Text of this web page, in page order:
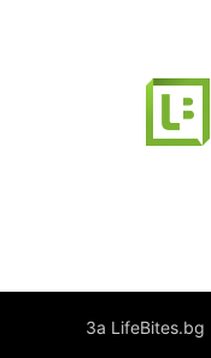
За LifeBites.bg